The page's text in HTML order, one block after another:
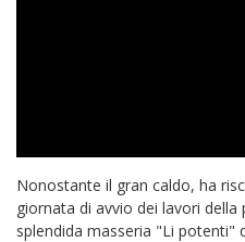
Nonostante il gran caldo, ha
giornata di avvio dei lavori della
splendida masseria "Li potenti"